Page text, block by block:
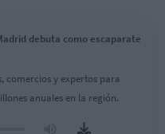
debuta como escaparate
comercios y expertos para
anuales en la región.